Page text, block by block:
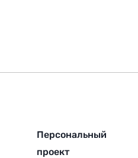
Персональный
проект